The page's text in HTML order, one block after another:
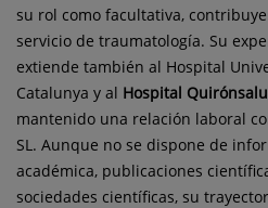
su rol como facultativa,
servicio de traumatología. Su
extiende también al Hospital
Catalunya y al Hospital
mantenido una relación laboral
SL. Aunque no se dispone de
académica, publicaciones
sociedades científicas, su